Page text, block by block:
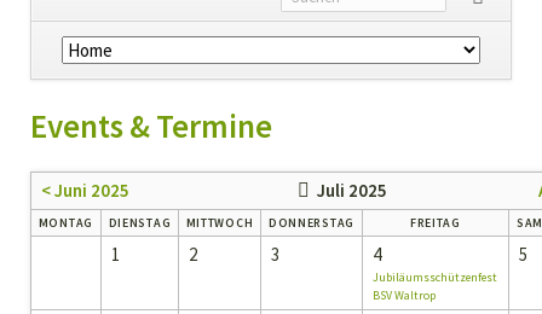
Navigation
überspringen
Events & Termine
< Juni 2025 Juli 2025
MONTAG DIENSTAG MITTWOCH DONNERSTAG FREITAG SA
1 2 3 4
Jubiläumsschützenfest
BSV Waltrop
5